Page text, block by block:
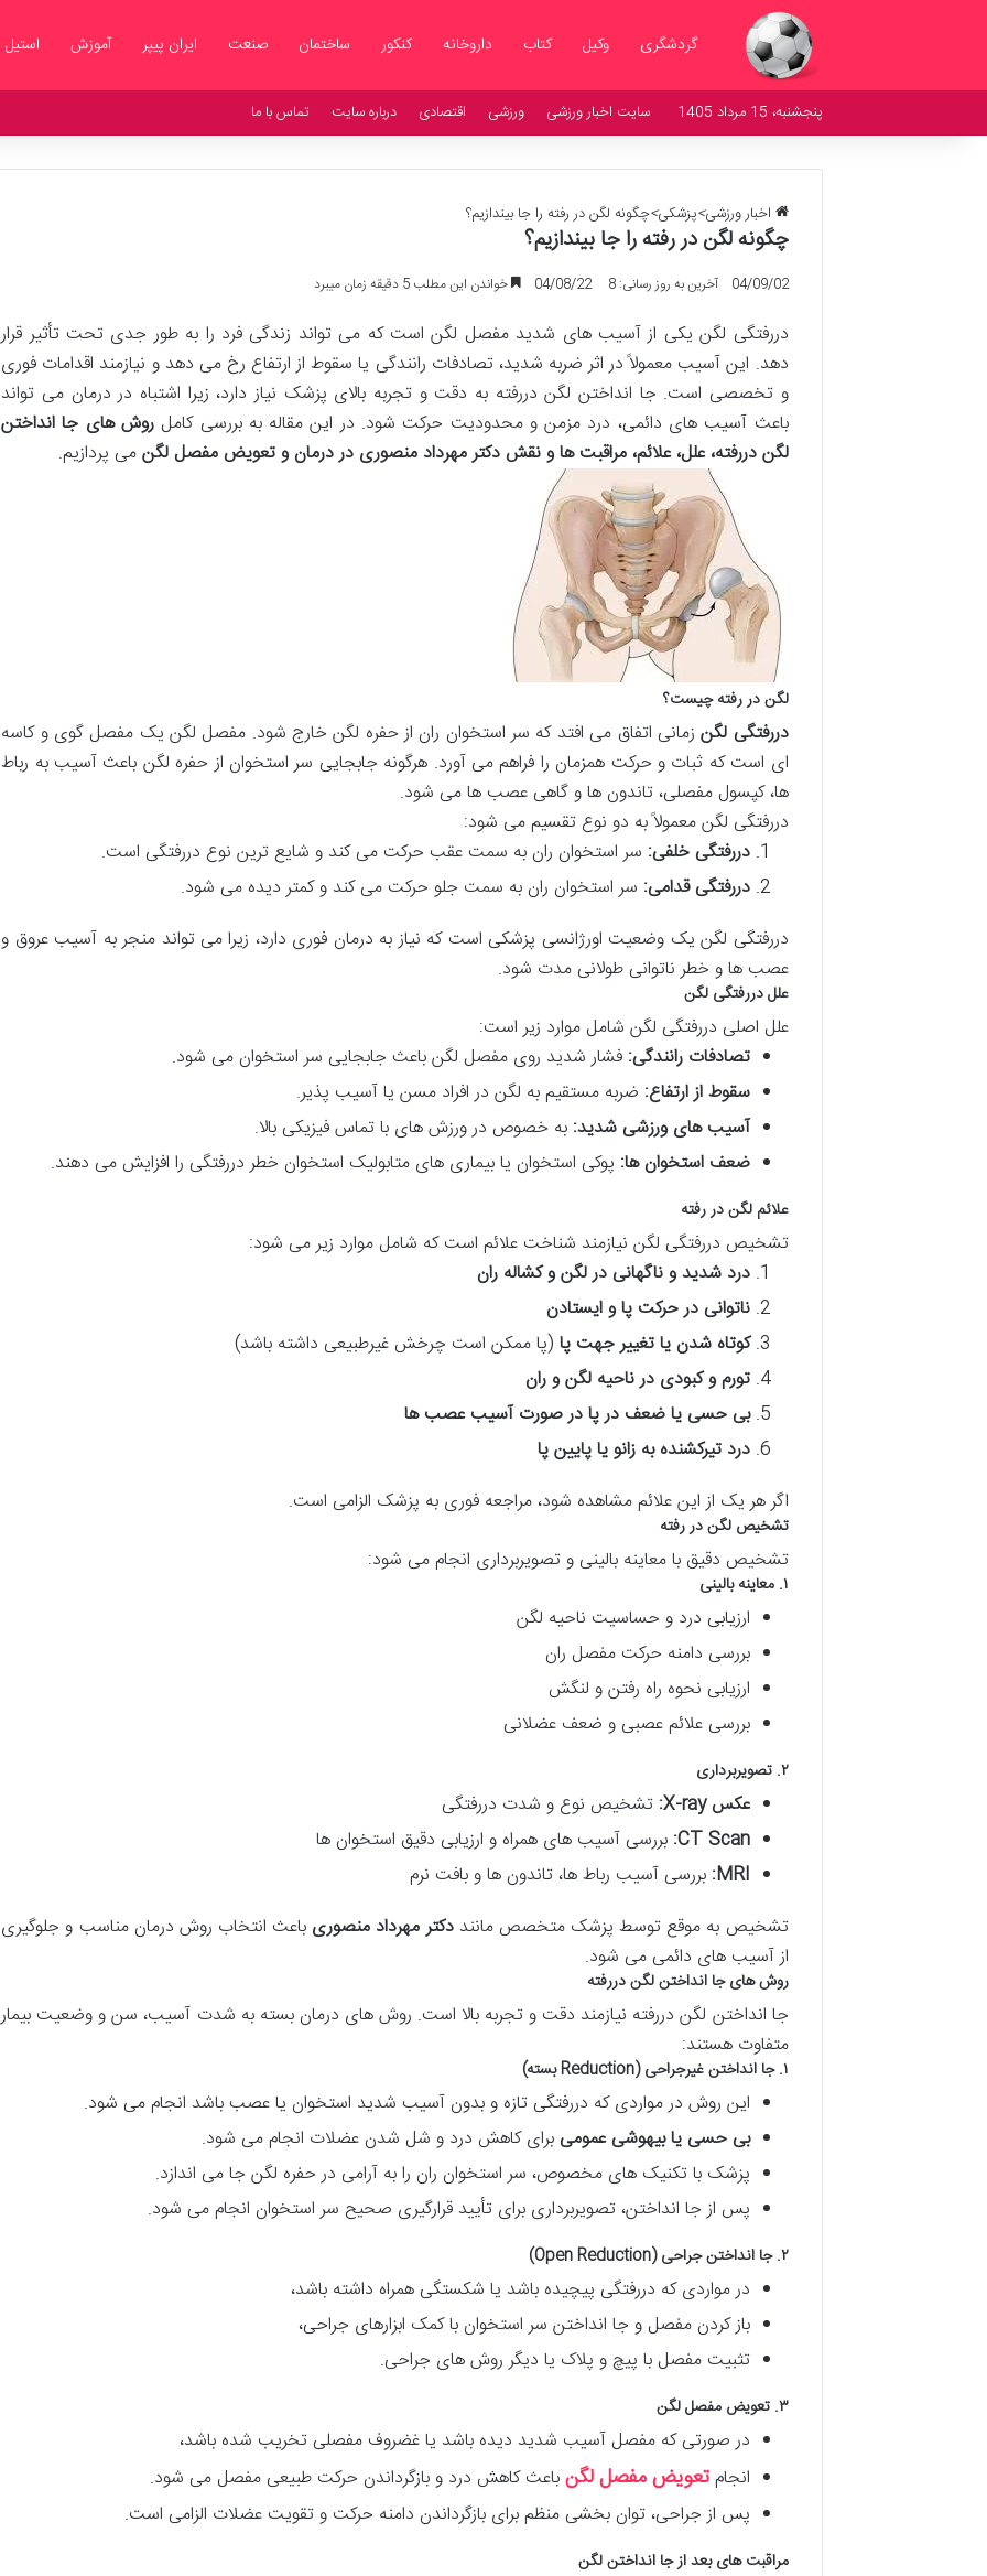
گردشگری وکیل کتاب داروخانه کنکور ساختمان صنعت ایران پیپر آموزش استیل
پنجشنبه، 15 مرداد 1405 سایت اخبار ورزشی ورزشی اقتصادی درباره سایت تماس با ما
اخبار ورزشی>پزشکی>چگونه لگن در رفته را جا بیندازیم؟
چگونه لگن در رفته را جا بیندازیم؟
04/09/02 آخرین به روز رسانی: 04/08/228 خواندن این مطلب 5 دقیقه زمان میبرد
دررفتگی لگن یکی از آسیب های شدید مفصل لگن است که می تواند زندگی فرد را به طور جدی تحت تأثیر قرار
دهد. این آسیب معمولاً در اثر ضربه شدید، تصادفات رانندگی یا سقوط از ارتفاع رخ می دهد و نیازمند اقدامات فوری
و تخصصی است. جا انداختن لگن دررفته به دقت و تجربه بالای پزشک نیاز دارد، زیرا اشتباه در درمان می تواند
باعث آسیب های دائمی، درد مزمن و محدودیت حرکت شود. در این مقاله به بررسی کامل روش های جا انداختن
لگن دررفته، علل، علائم، مراقبت ها و نقش دکتر مهرداد منصوری در درمان و تعویض مفصل لگنمی پردازیم.
لگن در رفته چیست؟
دررفتگی لگنزمانی اتفاق می افتد که سر استخوان ران از حفره لگن خارج شود. مفصل لگن یک مفصل گوی و کاسه
ای است که ثبات و حرکت همزمان را فراهم می آورد. هرگونه جابجایی سر استخوان از حفره لگن باعث آسیب به رباط
ها، کپسول مفصلی، تاندون ها و گاهی عصب ها می شود.
دررفتگی لگن معمولاً به دو نوع تقسیم می شود:
دررفتگی خلفی: سر استخوان ران به سمت عقب حرکت می کند و شایع ترین نوع دررفتگی است.
دررفتگی قدامی: سر استخوان ران به سمت جلو حرکت می کند و کمتر دیده می شود.
دررفتگی لگن یک وضعیت اورژانسی پزشکی است که نیاز به درمان فوری دارد، زیرا می تواند منجر به آسیب عروق و
عصب ها و خطر ناتوانی طولانی مدت شود.
علل دررفتگی لگن
علل اصلی دررفتگی لگن شامل موارد زیر است:
تصادفات رانندگی: فشار شدید روی مفصل لگن باعث جابجایی سر استخوان می شود.
سقوط از ارتفاع: ضربه مستقیم به لگن در افراد مسن یا آسیب پذیر.
آسیب های ورزشی شدید: به خصوص در ورزش های با تماس فیزیکی بالا.
ضعف استخوان ها: پوکی استخوان یا بیماری های متابولیک استخوان خطر دررفتگی را افزایش می دهند.
علائم لگن در رفته
تشخیص دررفتگی لگن نیازمند شناخت علائم است که شامل موارد زیر می شود:
درد شدید و ناگهانی در لگن و کشاله ران
ناتوانی در حرکت پا و ایستادن
کوتاه شدن یا تغییر جهت پا (پا ممکن است چرخش غیرطبیعی داشته باشد)
تورم و کبودی در ناحیه لگن و ران
بی حسی یا ضعف در پا در صورت آسیب عصب ها
درد تیرکشنده به زانو یا پایین پا
اگر هر یک از این علائم مشاهده شود، مراجعه فوری به پزشک الزامی است.
تشخیص لگن در رفته
تشخیص دقیق با معاینه بالینی و تصویربرداری انجام می شود:
۱. معاینه بالینی
ارزیابی درد و حساسیت ناحیه لگن
بررسی دامنه حرکت مفصل ران
ارزیابی نحوه راه رفتن و لنگش
بررسی علائم عصبی و ضعف عضلانی
۲. تصویربرداری
عکس X-ray:
تشخیص نوع و شدت دررفتگی
CT Scan: بررسی آسیب های همراه و ارزیابی دقیق استخوان ها
MRI: بررسی آسیب رباط ها، تاندون ها و بافت نرم
تشخیص به موقع توسط پزشک متخصص ماننددکتر مهرداد منصوری باعث انتخاب روش درمان مناسب و جلوگیری
از آسیب های دائمی می شود.
روش های جا انداختن لگن دررفته
جا انداختن لگن دررفته نیازمند دقت و تجربه بالا است. روش های درمان بسته به شدت آسیب، سن و وضعیت بیمار
متفاوت هستند:
۱. جا انداختن غیرجراحی (Reduction بسته)
این روش در مواردی که دررفتگی تازه و بدون آسیب شدید استخوان یا عصب باشد انجام می شود.
بی حسی یا بیهوشی عمومیبرای کاهش درد و شل شدن عضلات انجام می شود.
پزشک با تکنیک های مخصوص، سر استخوان ران را به آرامی در حفره لگن جا می اندازد.
پس از جا انداختن، تصویربرداری برای تأیید قرارگیری صحیح سر استخوان انجام می شود.
۲. جا انداختن جراحی (Open Reduction)
در مواردی که دررفتگی پیچیده باشد یا شکستگی همراه داشته باشد،
باز کردن مفصل و جا انداختن سر استخوان با کمک ابزارهای جراحی،
تثبیت مفصل با پیچ و پلاک یا دیگر روش های جراحی.
۳. تعویض مفصل لگن
در صورتی که مفصل آسیب شدید دیده باشد یا غضروف مفصلی تخریب شده باشد،
انجامتعویض مفصل لگنباعث کاهش درد و بازگرداندن حرکت طبیعی مفصل می شود.
پس از جراحی، توان بخشی منظم برای بازگرداندن دامنه حرکت و تقویت عضلات الزامی است.
مراقبت های بعد از جا انداختن لگن